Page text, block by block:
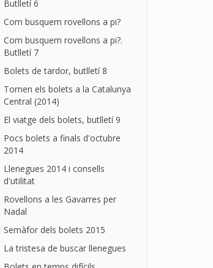
Butlletí 6
Com busquem rovellons a pi?
Com busquem rovellons a pi?.
Butlletí 7
Bolets de tardor, butlletí 8
Tornen els bolets a la Catalunya
Central (2014)
El viatge dels bolets, butlletí 9
Pocs bolets a finals d'octubre
2014
Llenegues 2014 i consells
d'utilitat
Rovellons a les Gavarres per
Nadal
Semàfor dels bolets 2015
La tristesa de buscar llenegues